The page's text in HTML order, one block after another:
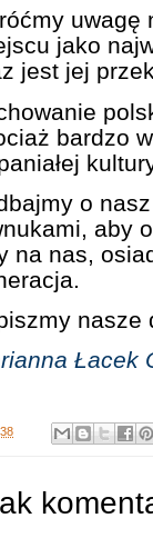
uwagę
jako
jest jej
bardzo
o
aby
na nas,
nasze
Łacek